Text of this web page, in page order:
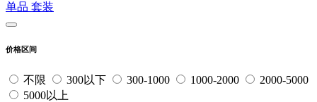
单品 套装
价格区间
不限 300以下 300-1000 1000-2000
2000-5000
5000以上